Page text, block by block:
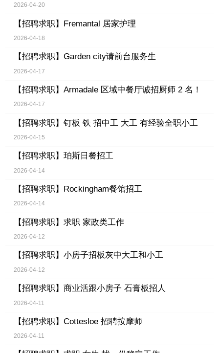
2026-04-20
【招聘求职】 Fremantal 居家护理
2026-04-18
【招聘求职】 Garden city请前台服务生
2026-04-17
【招聘求职】 Armadale 区域中餐厅诚招厨师 2 名！
2026-04-17
【招聘求职】 钉板 铁 招中工 大工 有经验全职小工
2026-04-15
【招聘求职】 珀斯日餐招工
2026-04-14
【招聘求职】 Rockingham餐馆招工
2026-04-14
【招聘求职】 求职 家政类工作
2026-04-12
【招聘求职】 小房子招板灰中大工和小工
2026-04-12
【招聘求职】 商业活跟小房子 石膏板招人
2026-04-11
【招聘求职】 Cottesloe 招聘按摩师
2026-04-11